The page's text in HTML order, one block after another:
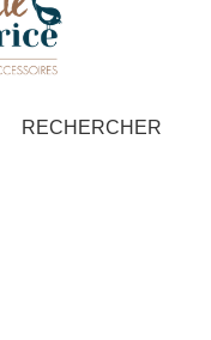
RECHERCHER